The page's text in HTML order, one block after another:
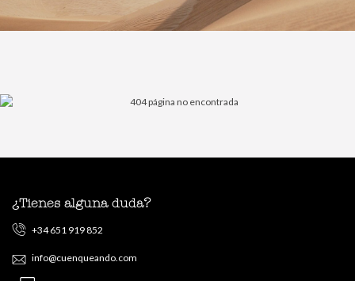
¿Tienes alguna duda?
+34 651 919 852
info@cuenqueando.com